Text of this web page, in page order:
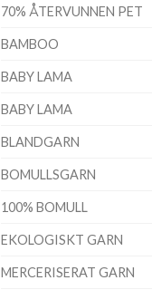
70% ÅTERVUNNEN PET
BAMBOO
BABY LAMA
BABY LAMA
BLANDGARN
BOMULLSGARN
100% BOMULL
EKOLOGISKT GARN
MERCERISERAT GARN